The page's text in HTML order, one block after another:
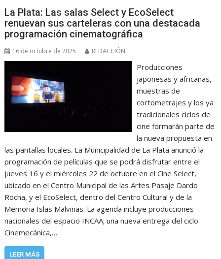
La Plata: Las salas Select y EcoSelect
renuevan sus carteleras con una destacada
programación cinematográfica
16 de octubre de 2025 REDACCIÓN
Producciones
japonesas y africanas,
muestras de
cortometrajes y los ya
tradicionales ciclos de
cine formarán parte de
la nueva propuesta en
las pantallas locales. La Municipalidad de La Plata anunció la
programación de películas que se podrá disfrutar entre el
jueves 16 y el miércoles 22 de octubre en el Cine Select,
ubicado en el Centro Municipal de las Artes Pasaje Dardo
Rocha, y el EcoSelect, dentro del Centro Cultural y de la
Memoria Islas Malvinas. La agenda incluye producciones
nacionales del espacio INCAA; una nueva entrega del ciclo
Cinemecánica,…
LEER MÁS